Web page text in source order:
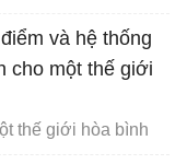
và hệ thống
cho một thế giới
thế giới hòa bình